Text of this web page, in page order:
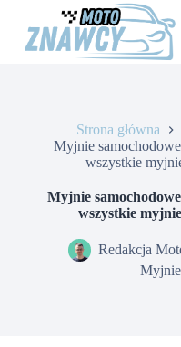
Strona główna
Myjnie
wszystkie
Myjnie
wszystkie
Redakcja